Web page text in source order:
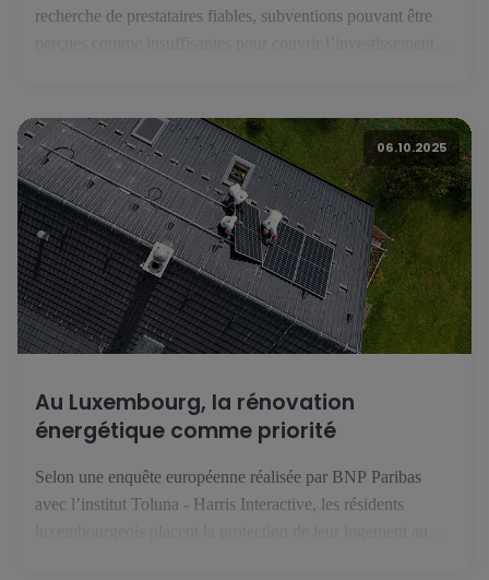
recherche de prestataires fiables, subventions pouvant être
hésitent à franchir le pas de la rénovation énergétique. Une
étude européenne réalisée par BNP Paribas avec l’institut
Toluna - […]
06.10.2025
Au Luxembourg, la rénovation
énergétique comme priorité
Selon une enquête européenne réalisée par BNP Paribas
avec l’institut Toluna - Harris Interactive, les résidents